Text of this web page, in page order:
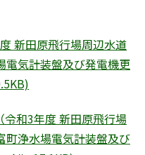
新田原飛行場周辺水道
電気計装盤及び発電機更
和3年度 新田原飛行場
町浄水場電気計装盤及び